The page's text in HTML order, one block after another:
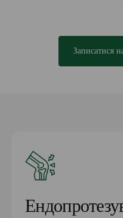
Записатися